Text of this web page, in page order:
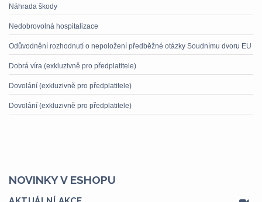
Náhrada škody
Nedobrovolná hospitalizace
Odůvodnění rozhodnutí o nepoložení předběžné otázky Soudnímu dvoru EU
Dobrá víra (exkluzivně pro předplatitele)
Dovolání (exkluzivně pro předplatitele)
Dovolání (exkluzivně pro předplatitele)
NOVINKY V ESHOPU